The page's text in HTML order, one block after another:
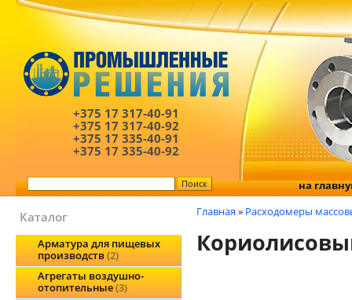
+375 17 317-40-91
+375 17 317-40-92
+375 17 335-40-91
+375 17 335-40-92
на
Каталог
Арматура для пищевых
производств 2
Агрегаты воздушно-
отопительные 3
Главная » Расходомеры